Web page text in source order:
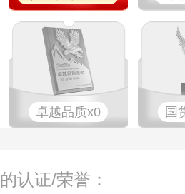
卓越品质x0 国
认证/荣誉：